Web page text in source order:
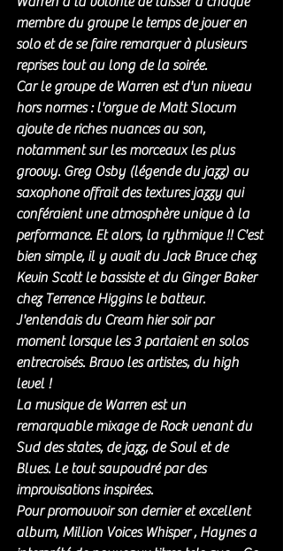
membre du groupe le temps de jouer en
solo et de se faire remarquer à plusieurs
reprises tout au long de la soirée.
Car le groupe de Warren est d'un niveau
hors normes : l'orgue de Matt Slocum
ajoute de riches nuances au son,
notamment sur les morceaux les plus
groovy. Greg Osby (légende du jazz) au
saxophone offrait des textures jazzy qui
conféraient une atmosphère unique à la
performance. Et alors, la rythmique !! C'est
bien simple, il y avait du Jack Bruce chez
Kevin Scott le bassiste et du Ginger Baker
chez Terrence Higgins le batteur.
J'entendais du Cream hier soir par
moment lorsque les 3 partaient en solos
entrecroisés. Bravo les artistes, du high
level !
La musique de Warren est un
remarquable mixage de Rock venant du
Sud des states, de jazz, de Soul et de
Blues. Le tout saupoudré par des
improvisations inspirées.
Pour promouvoir son dernier et excellent
album, Million Voices Whisper , Haynes a